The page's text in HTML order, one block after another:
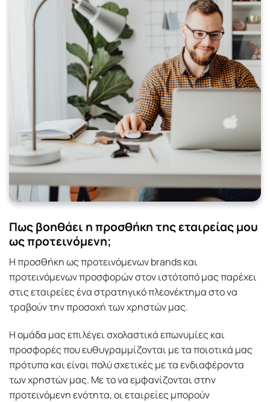
Πως βοηθάει η προσθήκη της εταιρείας μου
ως προτεινόμενη;
Η προσθήκη ως προτεινόμενων brands και
προτεινόμενων προσφορών στον ιστότοπό μας παρέχει
στις εταιρείες ένα στρατηγικό πλεονέκτημα στο να
τραβούν την προσοχή των χρηστών μας.
Η ομάδα μας επιλέγει σχολαστικά επωνυμίες και
προσφορές που ευθυγραμμίζονται με τα ποιοτικά μας
πρότυπα και είναι πολύ σχετικές με τα ενδιαφέροντα
των χρηστών μας. Με το να εμφανίζονται στην
προτεινόμενη ενότητα, οι εταιρείες μπορούν